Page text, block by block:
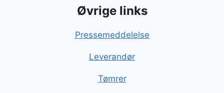
Øvrige links
Pressemeddelelse
Leverandør
Tømrer